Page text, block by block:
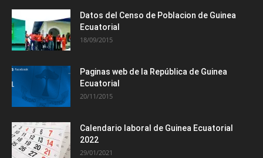
Datos del Censo de Poblacion de Guinea
Ecuatorial
18/09/2015
Paginas web de la República de Guinea
Ecuatorial
20/11/2015
Calendario laboral de Guinea Ecuatorial
2022
29/01/2021